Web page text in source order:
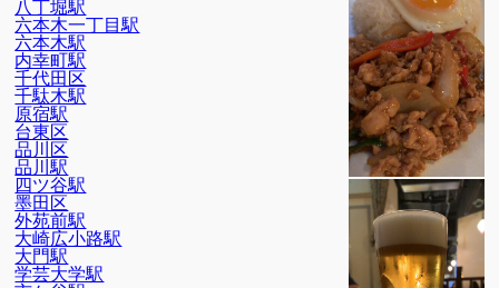
八丁堀駅
六本木一丁目駅
六本木駅
内幸町駅
千代田区
千駄木駅
原宿駅
台東区
品川区
品川駅
四ツ谷駅
墨田区
外苑前駅
大崎広小路駅
大門駅
学芸大学駅